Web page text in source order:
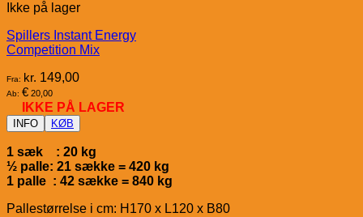
Ikke på lager
Spillers Instant Energy
Competition Mix
Fra: kr. 149,00
Ab: € 20,00
IKKE PÅ LAGER
INFO KØB
1 sæk : 20 kg
½ palle: 21 sække = 420 kg
1 palle : 42 sække = 840 kg
Pallestørrelse i cm: H170 x L120 x B80